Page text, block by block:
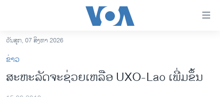
ເຂົ້າ
ຫາ
ຂ້າມ
ວັນສຸກ, 07 ສິງຫາ 2026
ຂ່າວ
ສະຫະລັດຈະຊ່ວຍເຫລືອ UXO-Lao ເພີ່ມຂຶ້ນ